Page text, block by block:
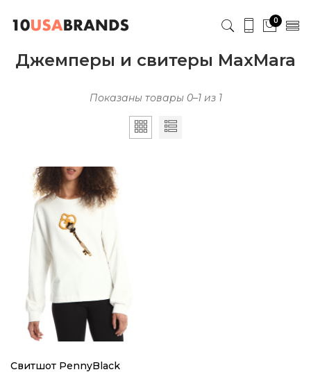
0
Джемперы и свитеры MaxMara
Показаны товары 0–1 из 1
Свитшот PennyBlack